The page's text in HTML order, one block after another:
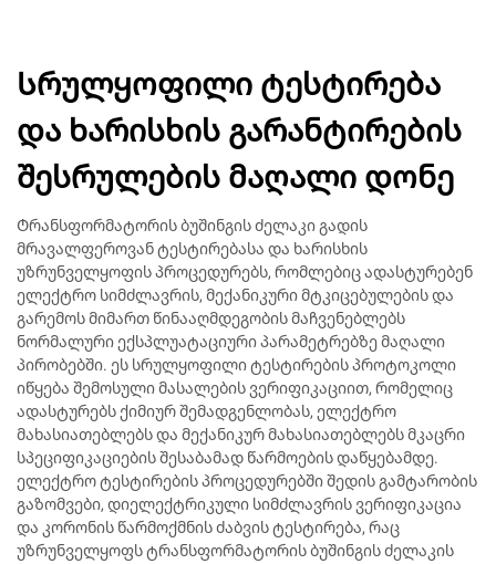
Სრულყოფილი ტესტირება
და ხარისხის გარანტირების
შესრულების მაღალი დონე
Ტრანსფორმატორის ბუშინგის ძელაკი გადის
მრავალფეროვან ტესტირებასა და ხარისხის
უზრუნველყოფის პროცედურებს, რომლებიც ადასტურებენ
ელექტრო სიმძლავრის, მექანიკური მტკიცებულების და
გარემოს მიმართ წინააღმდეგობის მაჩვენებლებს
ნორმალური ექსპლუატაციური პარამეტრებზე მაღალი
პირობებში. ეს სრულყოფილი ტესტირების პროტოკოლი
იწყება შემოსული მასალების ვერიფიკაციით, რომელიც
ადასტურებს ქიმიურ შემადგენლობას, ელექტრო
მახასიათებლებს და მექანიკურ მახასიათებლებს მკაცრი
სპეციფიკაციების შესაბამად წარმოების დაწყებამდე.
ელექტრო ტესტირების პროცედურებში შედის გამტარობის
გაზომვები, დიელექტრიკული სიმძლავრის ვერიფიკაცია
და კორონის წარმოქმნის ძაბვის ტესტირება, რაც
უზრუნველყოფს ტრანსფორმატორის ბუშინგის ძელაკის